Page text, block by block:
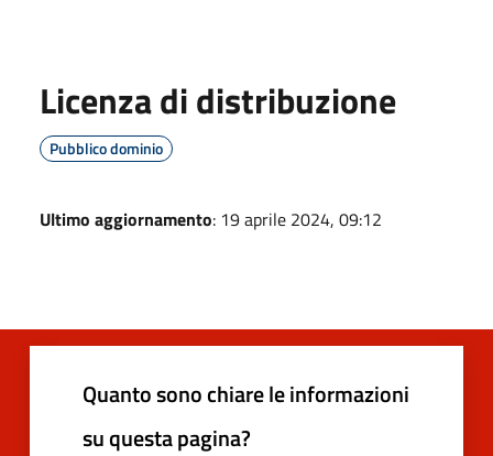
Licenza di distribuzione
Pubblico dominio
Ultimo aggiornamento: 19 aprile 2024, 09:12
Quanto sono chiare le informazioni
su questa pagina?